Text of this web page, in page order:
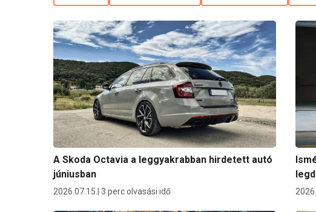
A Skoda Octavia a leggyakrabban hirdetett autó
júniusban
2026.07.15. 3 perc olvasási idő